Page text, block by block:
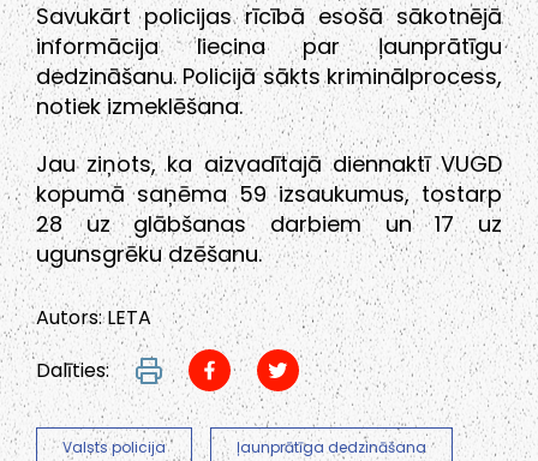
Savukārt policijas rīcībā esošā sākotnējā
informācija liecina par ļaunprātīgu
dedzināšanu. Policijā sākts kriminālprocess,
notiek izmeklēšana.
Jau ziņots, ka aizvadītajā diennaktī VUGD
kopumā saņēma 59 izsaukumus, tostarp
28 uz glābšanas darbiem un 17 uz
ugunsgrēku dzēšanu.
Autors: LETA
Dalīties:
Valsts policija ļaunprātīga dedzināšana